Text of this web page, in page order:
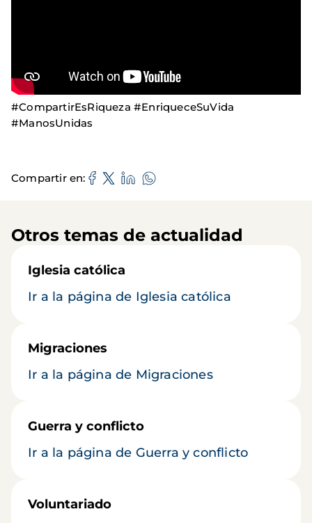
#CompartirEsRiqueza #EnriqueceSuVida
#ManosUnidas
Compartir en
Otros temas de actualidad
Iglesia católica
Ir a la página de Iglesia católica
Migraciones
Ir a la página de Migraciones
Guerra y conflicto
Ir a la página de Guerra y conflicto
Voluntariado